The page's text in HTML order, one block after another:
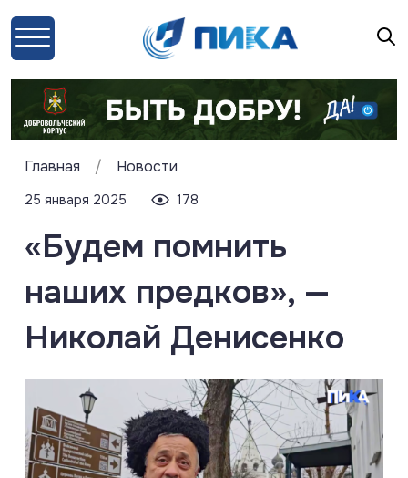
Главная / Новости
25 января 2025 178
«Будем помнить
наших предков», —
Николай Денисенко